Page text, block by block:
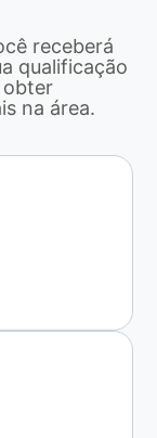
receberá
qualificação
obter
na área.